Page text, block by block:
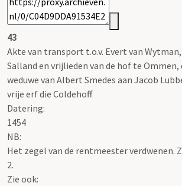
43
Akte van transport t.o.v. Evert van
Salland en vrijlieden van de hof te Ommen,
weduwe van Albert Smedes aan Jacob
vrije erf die Coldehoff
Datering:
1454
NB:
Het zegel van de rentmeester verdwenen.
2.
Zie ook: